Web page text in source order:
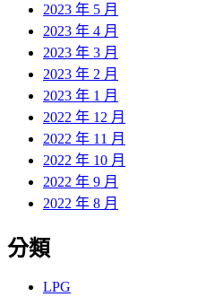
2023 年 5 月
2023 年 4 月
2023 年 3 月
2023 年 2 月
2023 年 1 月
2022 年 12 月
2022 年 11 月
2022 年 10 月
2022 年 9 月
2022 年 8 月
分類
LPG